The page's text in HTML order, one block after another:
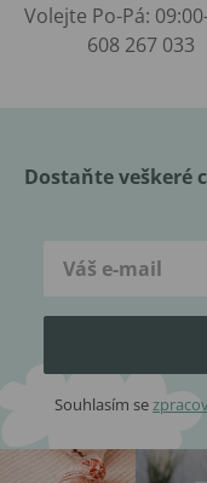
Volejte Po-Pá:
608 267 033
Dostaňte veškeré
Souhlasím se